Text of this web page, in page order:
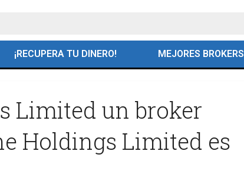
¡RECUPERA TU DINERO! MEJORES BROKERS
Limited un broker
Holdings Limited es